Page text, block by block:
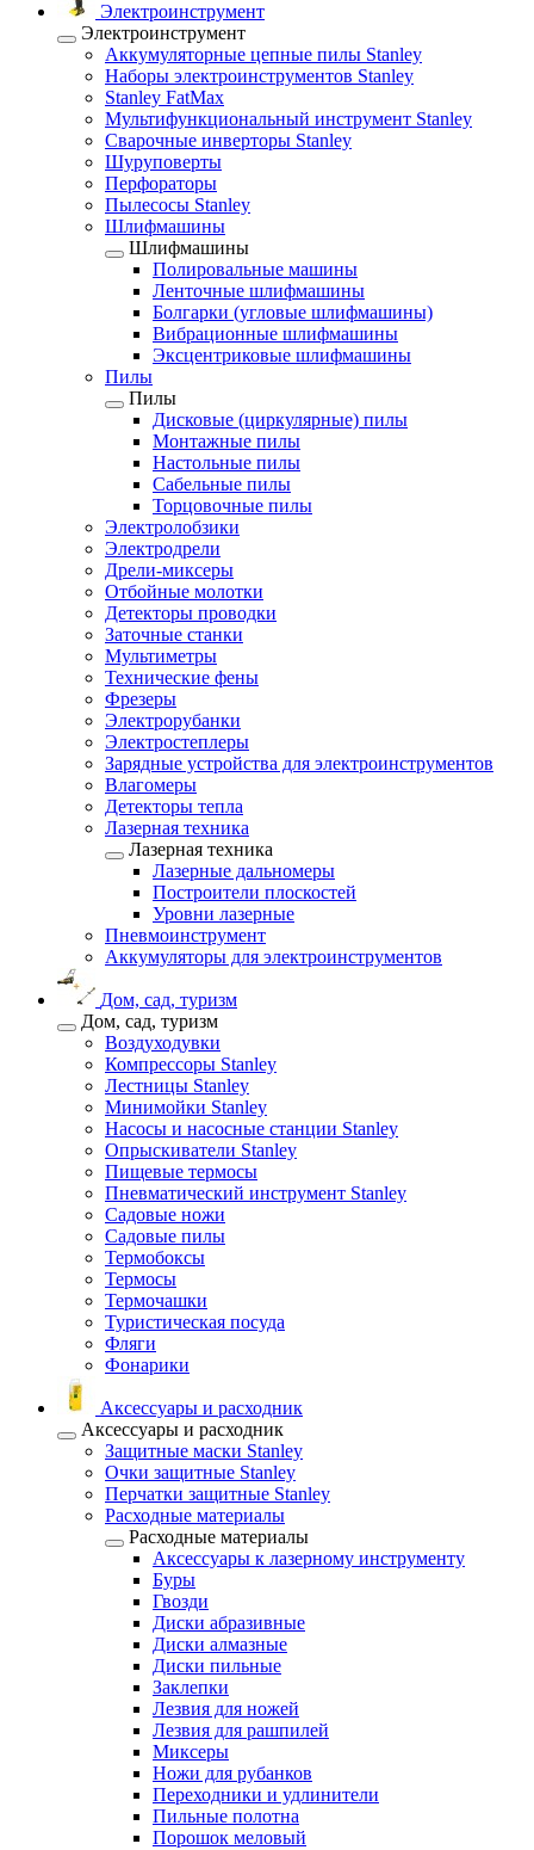
Электроинструмент
Электроинструмент
Аккумуляторные цепные пилы Stanley
Наборы электроинструментов Stanley
Stanley FatMax
Мультифункциональный инструмент Stanley
Сварочные инверторы Stanley
Шуруповерты
Перфораторы
Пылесосы Stanley
Шлифмашины
Шлифмашины
Полировальные машины
Ленточные шлифмашины
Болгарки (угловые шлифмашины)
Вибрационные шлифмашины
Эксцентриковые шлифмашины
Пилы
Пилы
Дисковые (циркулярные) пилы
Монтажные пилы
Настольные пилы
Сабельные пилы
Торцовочные пилы
Электролобзики
Электродрели
Дрели-миксеры
Отбойные молотки
Детекторы проводки
Заточные станки
Мультиметры
Технические фены
Фрезеры
Электрорубанки
Электростеплеры
Зарядные устройства для электроинструментов
Влагомеры
Детекторы тепла
Лазерная техника
Лазерная техника
Лазерные дальномеры
Построители плоскостей
Уровни лазерные
Пневмоинструмент
Аккумуляторы для электроинструментов
Дом, сад, туризм
Дом, сад, туризм
Воздуходувки
Компрессоры Stanley
Лестницы Stanley
Минимойки Stanley
Насосы и насосные станции Stanley
Опрыскиватели Stanley
Пищевые термосы
Пневматический инструмент Stanley
Садовые ножи
Садовые пилы
Термобоксы
Термосы
Термочашки
Туристическая посуда
Фляги
Фонарики
Аксессуары и расходник
Аксессуары и расходник
Защитные маски Stanley
Очки защитные Stanley
Перчатки защитные Stanley
Расходные материалы
Расходные материалы
Аксессуары к лазерному инструменту
Буры
Гвозди
Диски абразивные
Диски алмазные
Диски пильные
Заклепки
Лезвия для ножей
Лезвия для рашпилей
Миксеры
Ножи для рубанков
Переходники и удлинители
Пильные полотна
Порошок меловый